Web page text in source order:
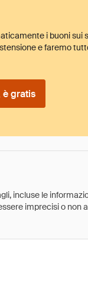
i buoni sui
e faremo
è gratis
incluse le
imprecisi o non